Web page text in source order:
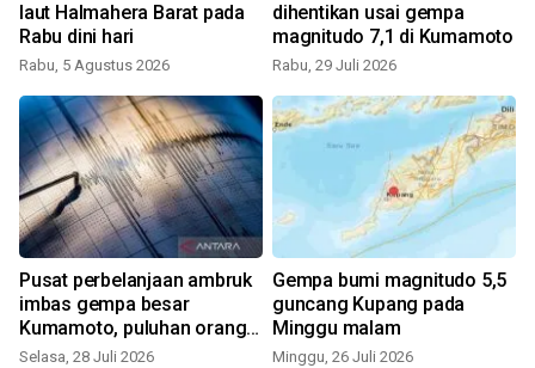
laut Halmahera Barat pada
Rabu dini hari
Rabu, 5 Agustus 2026
dihentikan usai gempa
magnitudo 7,1 di Kumamoto
Rabu, 29 Juli 2026
Pusat perbelanjaan ambruk
imbas gempa besar
Kumamoto, puluhan orang
terjebak
Selasa, 28 Juli 2026
Gempa bumi magnitudo 5,5
guncang Kupang pada
Minggu malam
Minggu, 26 Juli 2026